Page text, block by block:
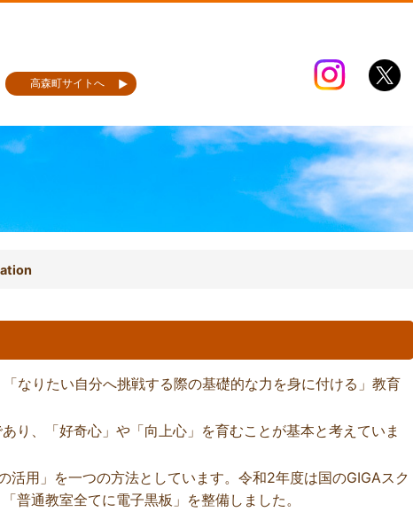
高森町サイトへ
なりたい自分へ挑戦する際の基礎的な力を身に付ける」教育
り、「好奇心」や「向上心」を育むことが基本と考えていま
用」を一つの方法としています。令和2年度は国のGIGAスク
普通教室全てに電子黒板」を整備しました。